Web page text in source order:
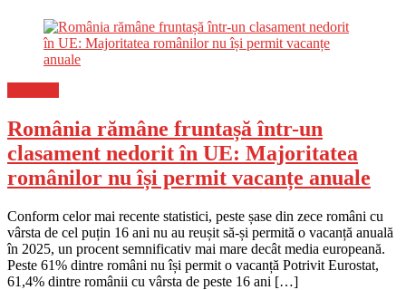
România rămâne fruntașă într-un
clasament nedorit în UE: Majoritatea
românilor nu își permit vacanțe anuale
Conform celor mai recente statistici, peste șase din zece români cu
vârsta de cel puțin 16 ani nu au reușit să-și permită o vacanță anuală
în 2025, un procent semnificativ mai mare decât media europeană.
Peste 61% dintre români nu își permit o vacanță Potrivit Eurostat,
61,4% dintre românii cu vârsta de peste 16 ani […]